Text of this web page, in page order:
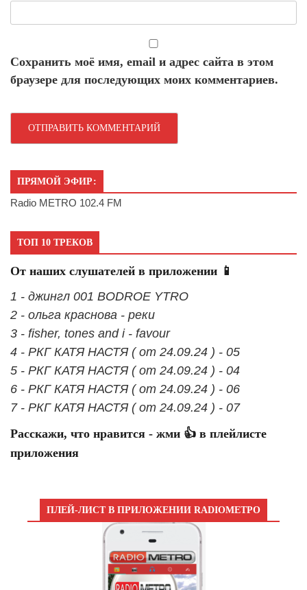
Сохранить моё имя, email и адрес сайта в этом
браузере для последующих моих комментариев.
ПРЯМОЙ ЭФИР:
Radio METRO 102.4 FM
ТОП 10 ТРЕКОВ
От наших слушателей в приложении 📱
1 - джингл 001 BODROE YTRO
2 - ольга краснова - реки
3 - fisher, tones and i - favour
4 - РКГ КАТЯ НАСТЯ ( от 24.09.24 ) - 05
5 - РКГ КАТЯ НАСТЯ ( от 24.09.24 ) - 04
6 - РКГ КАТЯ НАСТЯ ( от 24.09.24 ) - 06
7 - РКГ КАТЯ НАСТЯ ( от 24.09.24 ) - 07
Расскажи, что нравится - жми 👍 в плейлисте
приложения
ПЛЕЙ-ЛИСТ В ПРИЛОЖЕНИИ RADIOМЕТРО